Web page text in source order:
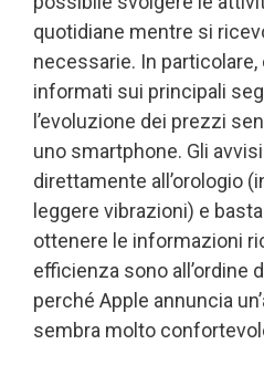
quotidiane mentre si
necessarie. In
informati sui principali
l’evoluzione dei prezzi
uno smartphone. Gli
direttamente all’orologio
leggere vibrazioni) e
ottenere le informazioni
efficienza sono all’ordine
perché Apple annuncia
sembra molto